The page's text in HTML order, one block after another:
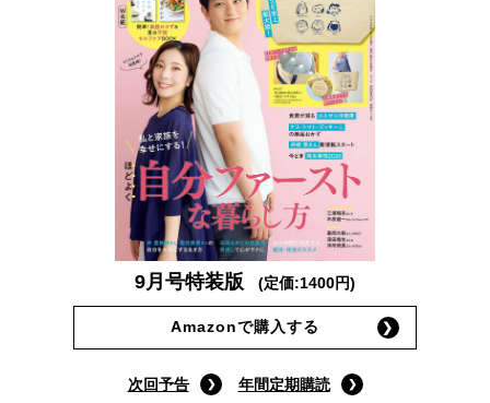
9月号特装版 (定価:1400円)
Amazonで購入する
次回予告
年間定期購読